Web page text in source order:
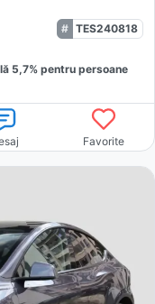
TES240818
5,7% pentru persoane
Favorite